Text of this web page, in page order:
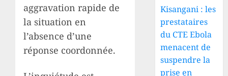
aggravation rapide de
la situation en
l’absence d’une
réponse coordonnée.
Kisangani : les
prestataires
du CTE Ebola
menacent de
suspendre la
prise en